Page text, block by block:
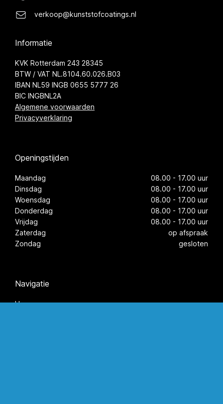
verkoop@kunststofcoatings.nl
Informatie
KVK Rotterdam 243 28345
BTW / VAT NL.8104.60.026.B03
IBAN NL59 INGB 0655 5777 26
BIC INGBNL2A
Algemene voorwaarden
Privacyverklaring
Openingstijden
Maandag
08.00 - 17.00 uur
Dinsdag
08.00 - 17.00 uur
Woensdag
08.00 - 17.00 uur
Donderdag
08.00 - 17.00 uur
Vrijdag
08.00 - 17.00 uur
Zaterdag
op afspraak
Zondag
gesloten
Navigatie
Home